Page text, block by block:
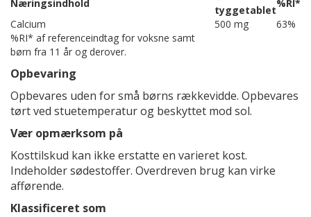
Næringsindhold
tyggetablet
%RI*
Calcium
500 mg
63%
%RI* af referenceindtag for voksne samt
børn fra 11 år og derover.
Opbevaring
Opbevares uden for små børns rækkevidde. Opbevares
tørt ved stuetemperatur og beskyttet mod sol.
Vær opmærksom på
Kosttilskud kan ikke erstatte en varieret kost.
Indeholder sødestoffer. Overdreven brug kan virke
afførende.
Klassificeret som